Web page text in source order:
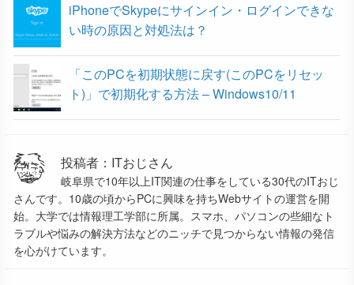
iPhoneでSkypeにサインイン・ログインできな
い時の原因と対処法は？
「このPCを初期状態に戻す(このPCをリセッ
ト)」で初期化する方法 – Windows10/11
投稿者：ITおじさん
岐阜県で10年以上IT関連の仕事をしている30代のITおじ
さんです。10歳の頃からPCに興味を持ちWebサイトの運営を開
始。大学では情報理工学部に所属。スマホ、パソコンの些細なト
ラブルや悩みの解決方法などのニッチで見つからない情報の発信
を心がけています。